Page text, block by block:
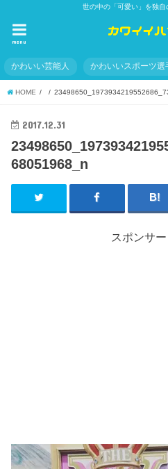
世の中の「可愛い」を独
menu
かわいい芸能人 かわいいスポーツ選
HOME
2017.12.31
68051968_n
スポンサ